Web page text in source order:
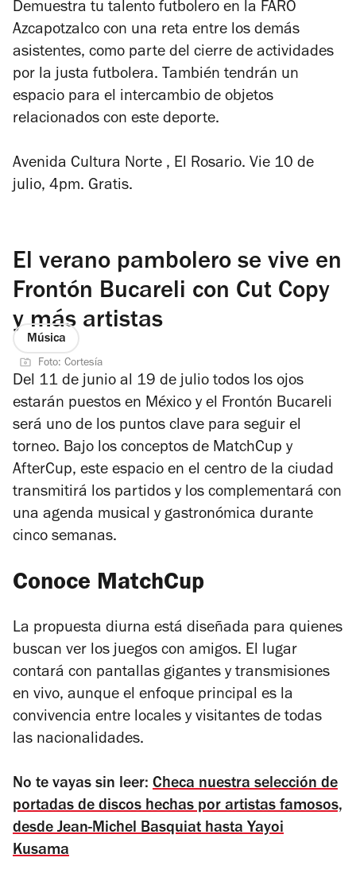
Demuestra tu talento futbolero en la FARO
Azcapotzalco con una reta entre los demás
asistentes, como parte del cierre de actividades
por la justa futbolera. También tendrán un
espacio para el intercambio de objetos
relacionados con este deporte.
Avenida Cultura Norte , El Rosario. Vie 10 de
julio, 4pm. Gratis.
El verano pambolero se vive en
Frontón Bucareli con Cut Copy
y más artistas
Música
Foto: Cortesía
Del 11 de junio al 19 de julio todos los ojos
estarán puestos en México y el Frontón Bucareli
será uno de los puntos clave para seguir el
torneo. Bajo los conceptos de MatchCup y
AfterCup, este espacio en el centro de la ciudad
transmitirá los partidos y los complementará con
una agenda musical y gastronómica durante
cinco semanas.
Conoce MatchCup
La propuesta diurna está diseñada para quienes
buscan ver los juegos con amigos. El lugar
contará con pantallas gigantes y transmisiones
en vivo, aunque el enfoque principal es la
convivencia entre locales y visitantes de todas
las nacionalidades.
No te vayas sin leer: Checa nuestra selección de
portadas de discos hechas por artistas famosos,
desde Jean-Michel Basquiat hasta Yayoi
Kusama